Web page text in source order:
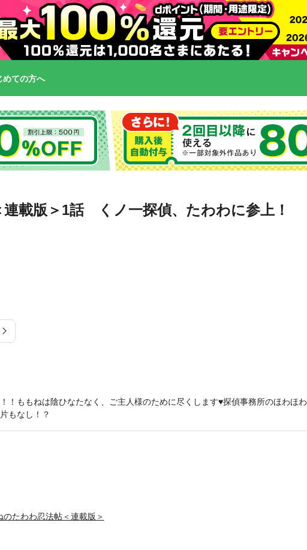
めての方へ
載版＞1話 くノ一探偵、たわわに参上！
ももねは陰ひなたなく、ご主人様のために尽くします♥探偵事務所のほわほわ
もなし！？
たわわ忍法帖＜連載版＞